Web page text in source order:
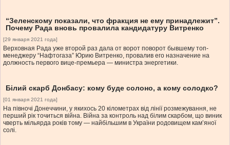
“Зеленскому показали, что фракция не ему принадлежит”.
Почему Рада вновь провалила кандидатуру Витренко
[29 января 2021 года]
Верховная Рада уже второй раз дала от ворот поворот бывшему топ-
менеджеру “Нафтогаза” Юрию Витренко, провалив его назначение на
должность первого вице-премьера — министра энергетики.
Білий скарб Донбасу: кому буде солоно, а кому солодко?
[01 января 2021 года]
На півночі Донеччини, у якихось 20 кілометрах від лінії розмежування, не
перший рік точиться війна. Війна за контроль над білим скарбом, що виник
чверть мільярда років тому — найбільшим в України родовищем кам’яної
солі.